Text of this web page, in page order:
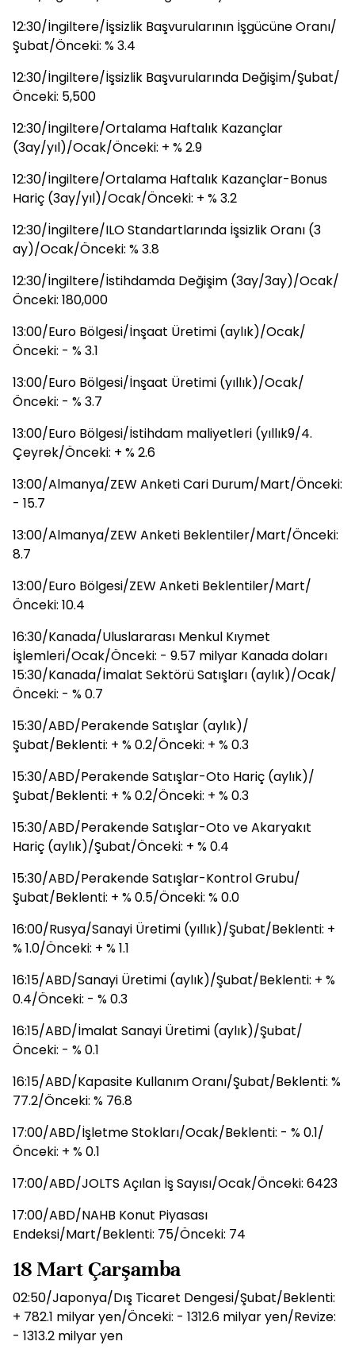
12:30/İngiltere/İşsizlik Başvurularının İşgücüne Oranı/
Şubat/Önceki: % 3.4
12:30/İngiltere/İşsizlik Başvurularında Değişim/Şubat/
Önceki: 5,500
12:30/İngiltere/Ortalama Haftalık Kazançlar
(3ay/yıl)/Ocak/Önceki: + % 2.9
12:30/İngiltere/Ortalama Haftalık Kazançlar-Bonus
Hariç (3ay/yıl)/Ocak/Önceki: + % 3.2
12:30/İngiltere/ILO Standartlarında İşsizlik Oranı (3
ay)/Ocak/Önceki: % 3.8
12:30/İngiltere/İstihdamda Değişim (3ay/3ay)/Ocak/
Önceki: 180,000
13:00/Euro Bölgesi/İnşaat Üretimi (aylık)/Ocak/
Önceki: - % 3.1
13:00/Euro Bölgesi/İnşaat Üretimi (yıllık)/Ocak/
Önceki: - % 3.7
13:00/Euro Bölgesi/İstihdam maliyetleri (yıllık9/4.
Çeyrek/Önceki: + % 2.6
13:00/Almanya/ZEW Anketi Cari Durum/Mart/Önceki:
- 15.7
13:00/Almanya/ZEW Anketi Beklentiler/Mart/Önceki:
8.7
13:00/Euro Bölgesi/ZEW Anketi Beklentiler/Mart/
Önceki: 10.4
16:30/Kanada/Uluslararası Menkul Kıymet
İşlemleri/Ocak/Önceki: - 9.57 milyar Kanada doları
15:30/Kanada/İmalat Sektörü Satışları (aylık)/Ocak/
Önceki: - % 0.7
15:30/ABD/Perakende Satışlar (aylık)/
Şubat/Beklenti: + % 0.2/Önceki: + % 0.3
15:30/ABD/Perakende Satışlar-Oto Hariç (aylık)/
Şubat/Beklenti: + % 0.2/Önceki: + % 0.3
15:30/ABD/Perakende Satışlar-Oto ve Akaryakıt
Hariç (aylık)/Şubat/Önceki: + % 0.4
15:30/ABD/Perakende Satışlar-Kontrol Grubu/
Şubat/Beklenti: + % 0.5/Önceki: % 0.0
16:00/Rusya/Sanayi Üretimi (yıllık)/Şubat/Beklenti: +
% 1.0/Önceki: + % 1.1
16:15/ABD/Sanayi Üretimi (aylık)/Şubat/Beklenti: + %
0.4/Önceki: - % 0.3
16:15/ABD/İmalat Sanayi Üretimi (aylık)/Şubat/
Önceki: - % 0.1
16:15/ABD/Kapasite Kullanım Oranı/Şubat/Beklenti: %
77.2/Önceki: % 76.8
17:00/ABD/İşletme Stokları/Ocak/Beklenti: - % 0.1/
Önceki: + % 0.1
17:00/ABD/JOLTS Açılan İş Sayısı/Ocak/Önceki: 6423
17:00/ABD/NAHB Konut Piyasası
Endeksi/Mart/Beklenti: 75/Önceki: 74
18 Mart Çarşamba
02:50/Japonya/Dış Ticaret Dengesi/Şubat/Beklenti:
+ 782.1 milyar yen/Önceki: - 1312.6 milyar yen/Revize:
- 1313.2 milyar yen